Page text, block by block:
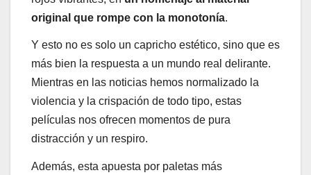
original que rompe con la monotonía.
Y esto no es solo un capricho estético, sino que es
más bien la respuesta a un mundo real delirante.
Mientras en las noticias hemos normalizado la
violencia y la crispación de todo tipo, estas
películas nos ofrecen momentos de pura
distracción y un respiro.
Además, esta apuesta por paletas más